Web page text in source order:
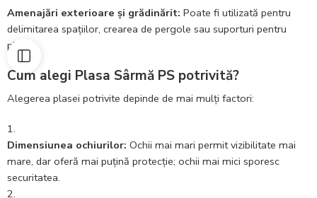
Amenajări exterioare și grădinărit: Poate fi utilizată pentru
delimitarea spațiilor, crearea de pergole sau suporturi pentru
plante.
Cum alegi Plasa Sârmă PS potrivită?
Alegerea plasei potrivite depinde de mai mulți factori:
Dimensiunea ochiurilor: Ochii mai mari permit vizibilitate mai
mare, dar oferă mai puțină protecție; ochii mai mici sporesc
securitatea.